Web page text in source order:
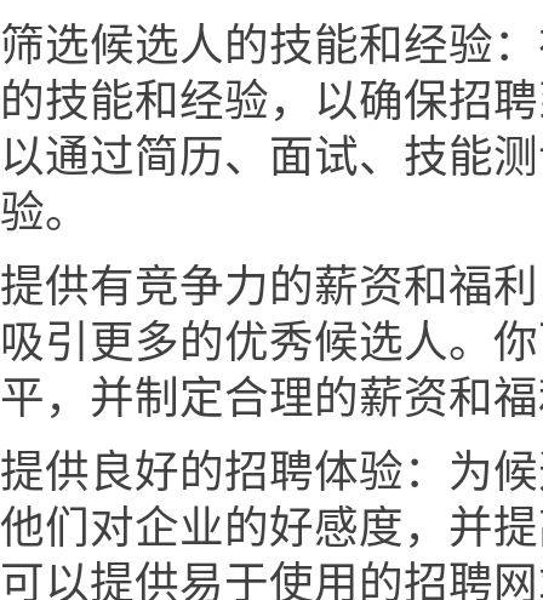
筛选候选人的技能和经验
的技能和经验，以确保招
以通过简历、面试、技能
验。
提供有竞争力的薪资和福
吸引更多的优秀候选人。
平，并制定合理的薪资和
提供良好的招聘体验：为
他们对企业的好感度，并
可以提供易于使用的招聘